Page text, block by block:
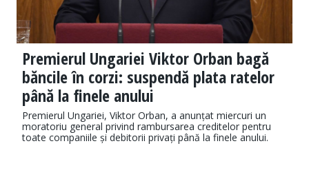
Premierul Ungariei Viktor Orban bagă
băncile în corzi: suspendă plata ratelor
până la finele anului
Premierul Ungariei, Viktor Orban, a anunțat miercuri un
moratoriu general privind rambursarea creditelor pentru
toate companiile și debitorii privați până la finele anului.